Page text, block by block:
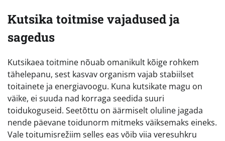
Kutsika toitmise vajadused ja
sagedus
Kutsikaea toitmine nõuab omanikult kõige rohkem
tähelepanu, sest kasvav organism vajab stabiilset
toitainete ja energiavoogu. Kuna kutsikate magu on
väike, ei suuda nad korraga seedida suuri
toidukoguseid. Seetõttu on äärmiselt oluline jagada
nende päevane toidunorm mitmeks väiksemaks eineks.
Vale toitumisrežiim selles eas võib viia veresuhkru